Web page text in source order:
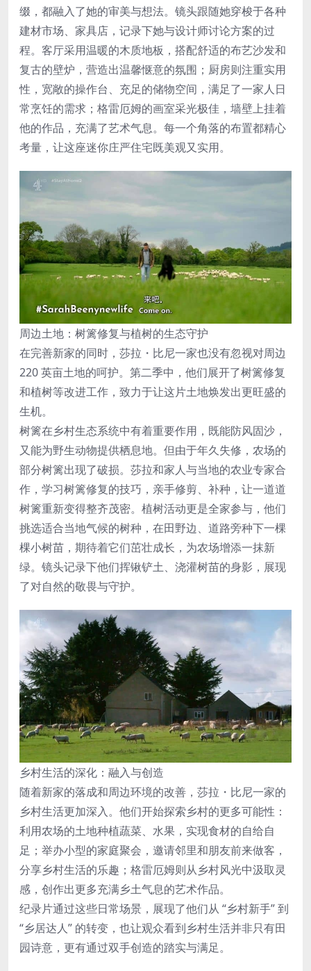
缀，都融入了她的审美与想法。镜头跟随她穿梭于各种
建材市场、家具店，记录下她与设计师讨论方案的过
程。客厅采用温暖的木质地板，搭配舒适的布艺沙发和
复古的壁炉，营造出温馨惬意的氛围；厨房则注重实用
性，宽敞的操作台、充足的储物空间，满足了一家人日
常烹饪的需求；格雷厄姆的画室采光极佳，墙壁上挂着
他的作品，充满了艺术气息。每一个角落的布置都精心
考量，让这座迷你庄严住宅既美观又实用。
周边土地：树篱修复与植树的生态守护
在完善新家的同时，莎拉・比尼一家也没有忽视对周边
220 英亩土地的呵护。第二季中，他们展开了树篱修复
和植树等改进工作，致力于让这片土地焕发出更旺盛的
生机。
树篱在乡村生态系统中有着重要作用，既能防风固沙，
又能为野生动物提供栖息地。但由于年久失修，农场的
部分树篱出现了破损。莎拉和家人与当地的农业专家合
作，学习树篱修复的技巧，亲手修剪、补种，让一道道
树篱重新变得整齐茂密。植树活动更是全家参与，他们
挑选适合当地气候的树种，在田野边、道路旁种下一棵
棵小树苗，期待着它们茁壮成长，为农场增添一抹新
绿。镜头记录下他们挥锹铲土、浇灌树苗的身影，展现
了对自然的敬畏与守护。
乡村生活的深化：融入与创造
随着新家的落成和周边环境的改善，莎拉・比尼一家的
乡村生活更加深入。他们开始探索乡村的更多可能性：
利用农场的土地种植蔬菜、水果，实现食材的自给自
足；举办小型的家庭聚会，邀请邻里和朋友前来做客，
分享乡村生活的乐趣；格雷厄姆则从乡村风光中汲取灵
感，创作出更多充满乡土气息的艺术作品。
纪录片通过这些日常场景，展现了他们从 “乡村新手” 到
“乡居达人” 的转变，也让观众看到乡村生活并非只有田
园诗意，更有通过双手创造的踏实与满足。